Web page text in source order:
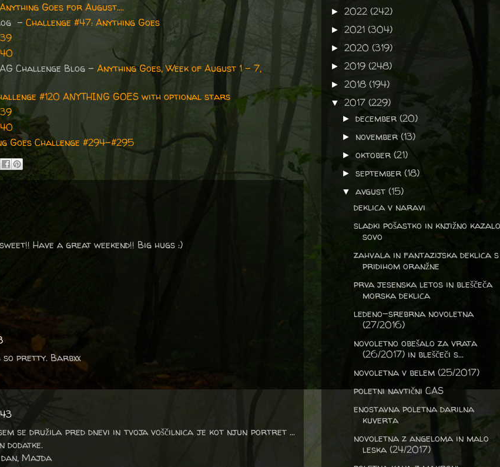
Anything Goes for August....
- Challenge #47: Anything Goes
Challenge Blog - Anything Goes, Week of August 1 - 7,
#120 ANYTHING GOES with optional stars
Goes Challenge #294-#295
Have a great weekend!! Big hugs :)
so pretty. Barbxx
sem se družila pred dnevi in tvoja voščilnica je kot njun portret ...
dodatke.
Majda
► 2022 (242)
► 2021 (304)
► 2020 (319)
► 2019 (248)
► 2018 (194)
▼ 2017 (229)
►december(20)
► november(13)
►oktober(21)
►september(18)
▼avgust(15)
deklica v naravi
sladki pošastko in knjižno
sovo
zahvala in fantazijska deklica s
pridihom oranžne
prva jesenska letos in bleščeča
morska deklica
ledeno-srebrna novoletna
(27/2016)
novoletno obešalo za vrata
(26/2017) in bleščeči s...
novoletna v belem (25/2017)
poletni navtični CAS
enostavna poletna darilna
kuverta
novoletna z angeloma in malo
leska (24/2017)